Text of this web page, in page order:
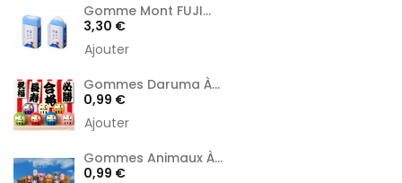
Gomme Mont FUJI...
Prix
3,30 €
Ajouter
Gommes Daruma À...
Prix
0,99 €
Ajouter
Gommes Animaux À...
Prix
0,99 €